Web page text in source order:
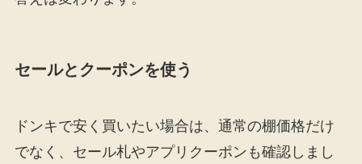
セールとクーポンを使う
ドンキで安く買いたい場合は、通常の棚価格だけ
でなく、セール札やアプリクーポンも確認しまし